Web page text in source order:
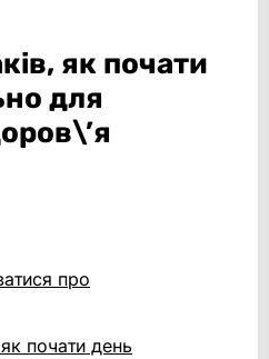
як почати
для
про
почати день